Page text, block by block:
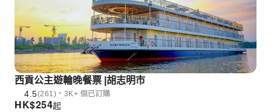
西貢公主遊輪晚餐票 |胡志明市
4.5(261)・3K+ 個已訂購
HK$254起